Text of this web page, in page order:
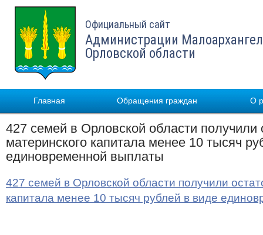
Официальный сайт
Администрации
Орловской области
Главная Обращения граждан О
427 семей в Орловской области получили
материнского капитала менее 10 тысяч
единовременной выплаты
427 семей в Орловской области получили
капитала менее 10 тысяч рублей в виде